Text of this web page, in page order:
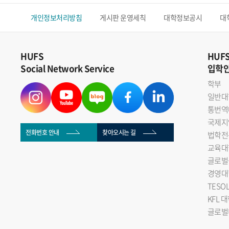
개인정보처리방침 게시판 운영세칙 대학정보공시 대
HUFS
Social Network Service
전화번호 안내 찾아오시는 길
입학
학부
일반
통번
국제
법학
교육
글로
경영
KFL
글로